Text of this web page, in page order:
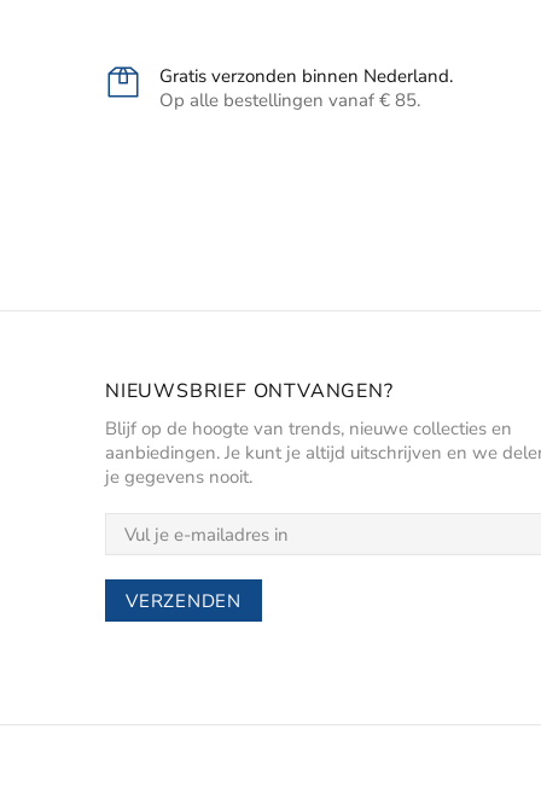
Gratis verzonden binnen Nederland.
Op alle bestellingen vanaf € 85.
NIEUWSBRIEF ONTVANGEN?
Blijf op de hoogte van trends, nieuwe collecties en
aanbiedingen. Je kunt je altijd uitschrijven en we
je gegevens nooit.